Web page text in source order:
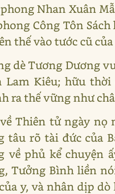
Nhan Xuân
Công Tôn
thế vào tước cũ
dè Tương Dương
Lam Kiêu; hữu thời
ra thế vững như
Thiên tử ngày nọ
tâu rõ tài đức của
về phủ kể chuyện
Tưởng Bình liền
y, và nhân dịp